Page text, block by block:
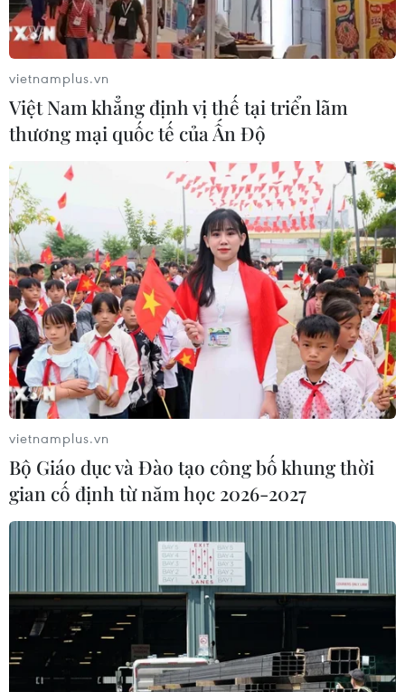
vietnamplus.vn
Việt Nam khẳng định vị thế tại triển lãm
thương mại quốc tế của Ấn Độ
vietnamplus.vn
Bộ Giáo dục và Đào tạo công bố khung thời
gian cố định từ năm học 2026-2027